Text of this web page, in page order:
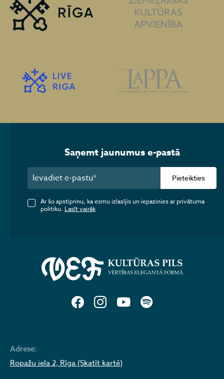
Adrese:
Ropažu iela 2, Rīga (Skatīt kartē)
Saņemt jaunumus e-pastā
Pieteikties
Ar šo apstiprinu, ka esmu izlasījis un iepazinies ar privātuma
politiku. Lasīt vairāk